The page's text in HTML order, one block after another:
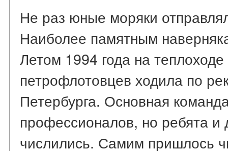
Не раз юные моряки
Наиболее памятным
Летом 1994 года на
петрофлотовцев ходила по
Петербурга. Основная
профессионалов, но ребята и
числились. Самим пришлось